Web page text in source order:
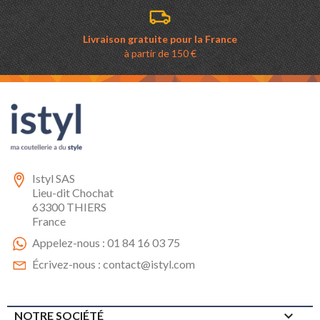
Livraison gratuite pour la France
à partir de 150 €
Istyl SAS
Lieu-dit Chochat
63300 THIERS
France
Appelez-nous : 01 84 16 03 75
Écrivez-nous : contact@istyl.com
NOTRE SOCIÉTÉ 